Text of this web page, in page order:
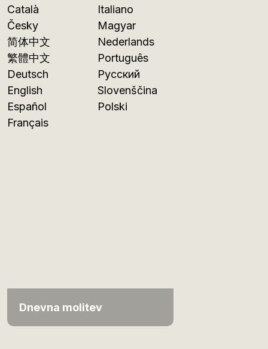
Català
Česky
简体中文
繁體中文
Deutsch
English
Español
Français
Italiano
Magyar
Nederlands
Português
Русский
Slovenščina
Polski
Dnevna molitev